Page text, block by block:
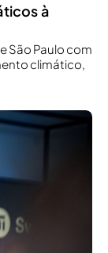
à
São Paulo com
climático,